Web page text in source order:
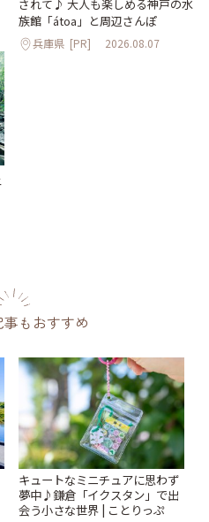
されて♪ 大人も楽しめる神戸の水
族館「átoa」と周辺さんぽ
兵庫県 [PR] 2026.08.07
もおすすめ
キュートなミニチュアに思わず
夢中♪鎌倉「イクスタン」で出
会う小さな世界 | ことりっぷ